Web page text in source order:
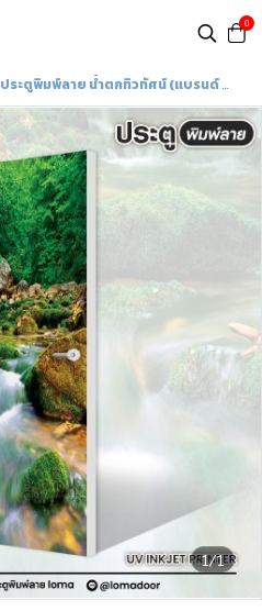
0
ประตูพิมพ์ลาย น้ำตกทิวทัศน์ (แบรนด์ LOMA)
1/1